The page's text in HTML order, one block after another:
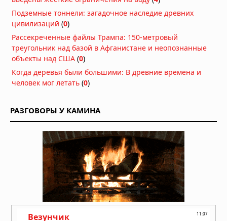
04.08.2026 в 10:30
атмосферы: физический механизм
раскрыт
04.08.2026 в 10:00
Марсоход обнаружил загадочное
поле «кожи окаменевшего дракона»
на Марсе
Кольца Венеры: обнаружение,
которое ждало своего часа десять
лет
03.08.2026 в 07:30
Ученые из Калифорнийского
технологического института нашли
доказательства “Что-то
катастрофическое” Случилось с
Нептуном В 1989 году
Подземные тоннели: загадочное наследие древних
цивилизаций (0)
Рассекреченные файлы Трампа: 150-метровый
треугольник над базой в Афганистане и неопознанные
объекты над США (0)
Когда деревья были большими: В древние времена и
человек мог летать (0)
РАЗГОВОРЫ У КАМИНА